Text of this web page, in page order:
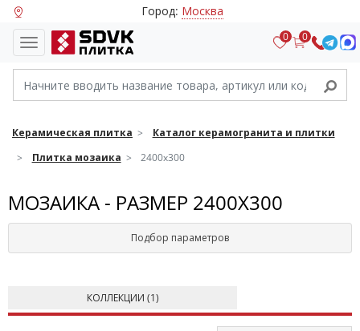
Город: Москва
0 0
Керамическая плитка
Каталог керамогранита и плитки
Плитка мозаика
2400x300
МОЗАИКА - РАЗМЕР 2400X300
Подбор параметров
КОЛЛЕКЦИИ (1)